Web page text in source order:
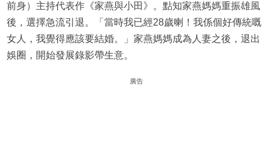
前身）主持代表作《家燕與小田》。點知家燕媽媽重振雄風
後，選擇急流引退。「當時我已經28歲喇！我係個好傳統嘅
女人，我覺得應該要結婚。」家燕媽媽成為人妻之後，退出
娛圈，開始發展錄影帶生意。
廣告